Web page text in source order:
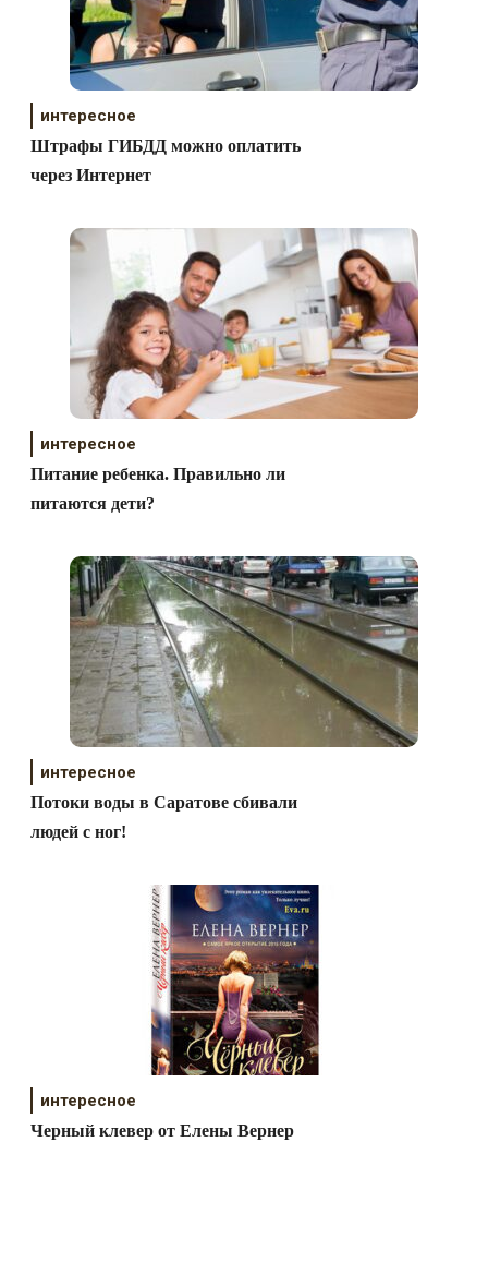
интересное
Штрафы ГИБДД можно оплатить
через Интернет
интересное
Питание ребенка. Правильно ли
питаются дети?
интересное
Потоки воды в Саратове сбивали
людей с ног!
интересное
Черный клевер от Елены Вернер